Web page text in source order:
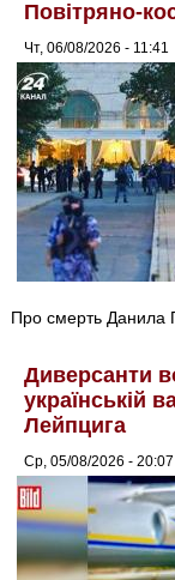
Повітряно-
Чт, 06/08/2026 - 11:41
Про смерть Данила
Диверсанти
українській
Лейпцига
Ср, 05/08/2026 - 20:07